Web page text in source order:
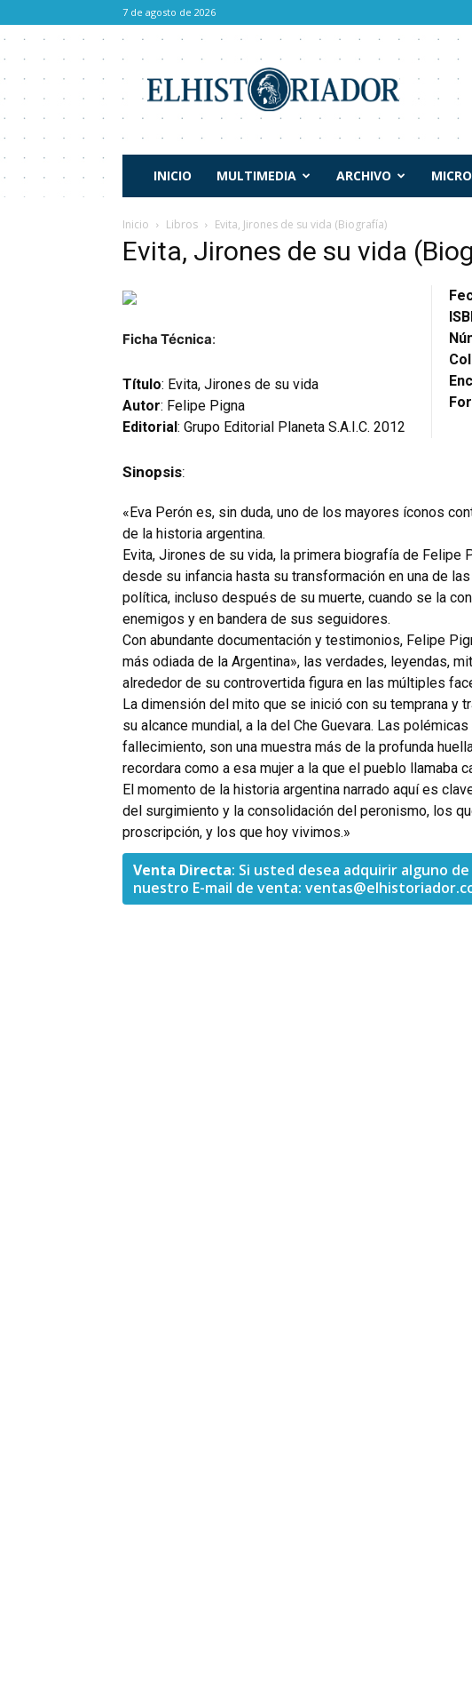
7 de agosto de 2026
Historiador
INICIO MULTIMEDIA ARCHIVO
Inicio Libros Evita, Jirones de su vida (Biografía)
Evita, Jirones de su vida
Ficha Técnica:
Título: Evita, Jirones de su vida
Autor: Felipe Pigna
Editorial: Grupo Editorial Planeta S.A.I.C. 2012
Sinopsis:
«Eva Perón es, sin duda, uno de los mayores íconos
de la historia argentina.
Evita, Jirones de su vida, la primera biografía de Felipe
desde su infancia hasta su transformación en una de
política, incluso después de su muerte, cuando se la
enemigos y en bandera de sus seguidores.
Con abundante documentación y testimonios, Felipe
más odiada de la Argentina», las verdades, leyendas,
alrededor de su controvertida figura en las múltiples
La dimensión del mito que se inició con su temprana y
su alcance mundial, a la del Che Guevara. Las
fallecimiento, son una muestra más de la profunda
recordara como a esa mujer a la que el pueblo llamaba
El momento de la historia argentina narrado aquí es
del surgimiento y la consolidación del peronismo, los
proscripción, y los que hoy vivimos.»
Venta Directa: Si usted desea adquirir alguno
nuestro E-mail de venta: